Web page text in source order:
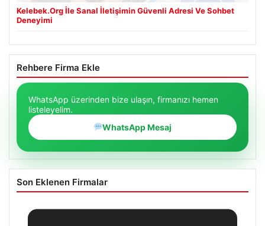
Kelebek.Org İle Sanal İletişimin Güvenli Adresi Ve Sohbet
Deneyimi
Rehbere Firma Ekle
WhatsApp üzerinden bize ulaşın, firmanızı hemen
listeleyelim.
WhatsApp Mesaj
Son Eklenen Firmalar